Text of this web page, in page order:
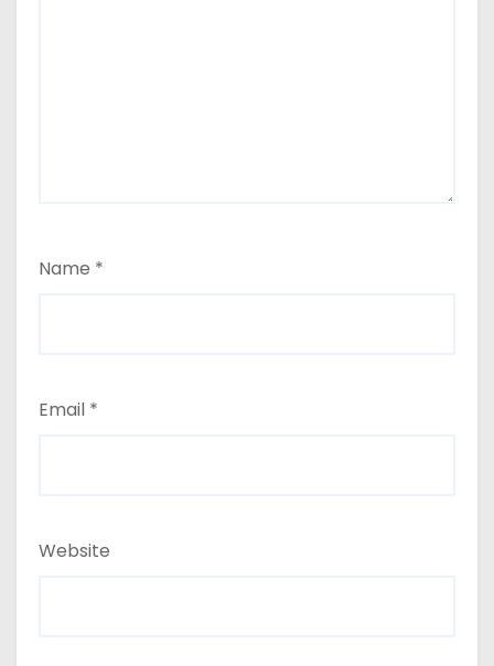
Name *
Email *
Website